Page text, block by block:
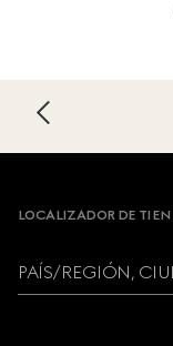
LOCALIZADOR DE
PAÍS/REGIÓN,